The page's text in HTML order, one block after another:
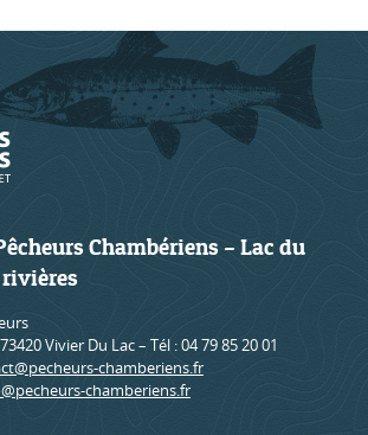
Chambériens – Lac du
rivières
Vivier Du Lac – Tél : 04 79 85 20 01
chamberiens.fr
chamberiens.fr